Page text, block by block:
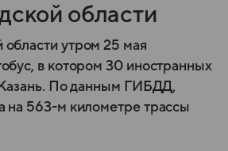
области
утром 25 мая
в котором 30 иностранных
Казань. По данным ГИБДД,
на 563-м километре трассы